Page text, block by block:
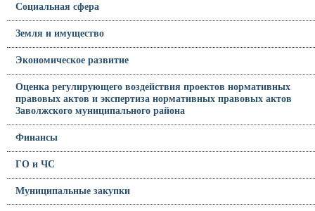
Социальная сфера
Земля и имущество
Экономическое развитие
Оценка регулирующего воздействия проектов нормативных
правовых актов и экспертиза нормативных правовых актов
Заволжского муниципального района
Финансы
ГО и ЧС
Муниципальные закупки